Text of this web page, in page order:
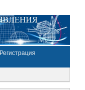
Регистрация